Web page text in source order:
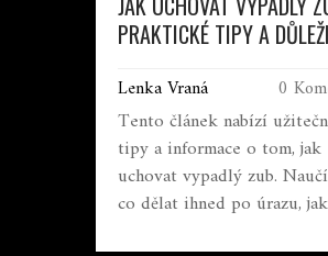
PRAKTICKÉ TIPY A
Lenka Vraná 0
Tento článek nabízí
tipy a informace o tom, jak
uchovat vypadlý zub.
co dělat ihned po úrazu, jak